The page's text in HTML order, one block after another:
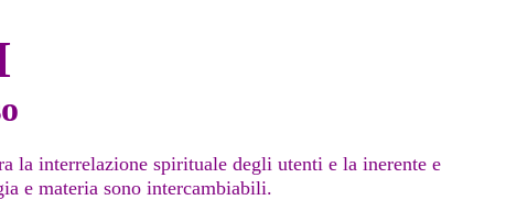
la interrelazione spirituale degli utenti e la inerente e
e materia sono intercambiabili.